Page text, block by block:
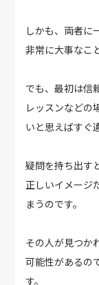
しかも、両者に
非常に大事なこ
でも、最初は信
レッスンなどの
いと思えばすぐ
疑問を持ち出す
正しいイメージ
まうのです。
その人が見つか
可能性があるの
す。